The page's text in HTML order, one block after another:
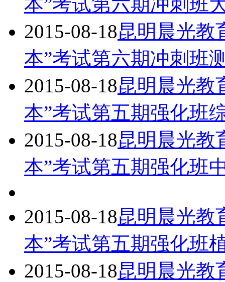
2015-08-18昆明晨光教
本”考试第六期冲刺班
2015-08-18昆明晨光教
本”考试第五期强化班
2015-08-18昆明晨光教
本”考试第五期强化班
2015-08-18昆明晨光教
本”考试第五期强化班
2015-08-18昆明晨光教